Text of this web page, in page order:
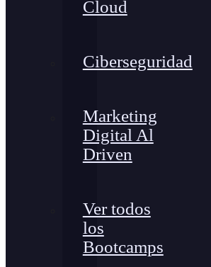
Cloud
Ciberseguridad
Marketing
Digital Al
Driven
Ver todos
los
Bootcamps